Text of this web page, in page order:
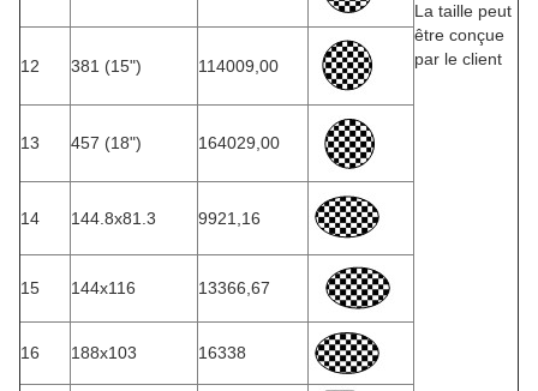
La taille peut
être conçue
par le client
12 381 (15") 114009,00
13 457 (18") 164029,00
14 144.8x81.3 9921,16
15 144x116 13366,67
16 188x103 16338